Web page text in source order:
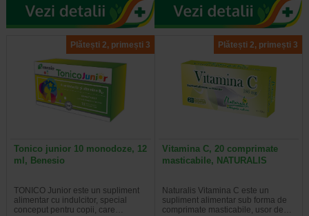
Plătești 2, primești 3
Tonico junior 10 monodoze, 12
ml, Benesio
TONICO Junior este un supliment
alimentar cu indulcitor, special
conceput pentru copii, care…
Plătești 2, primești 3
Vitamina C, 20 comprimate
masticabile, NATURALIS
Naturalis Vitamina C este un
supliment alimentar sub forma de
comprimate masticabile, usor de…